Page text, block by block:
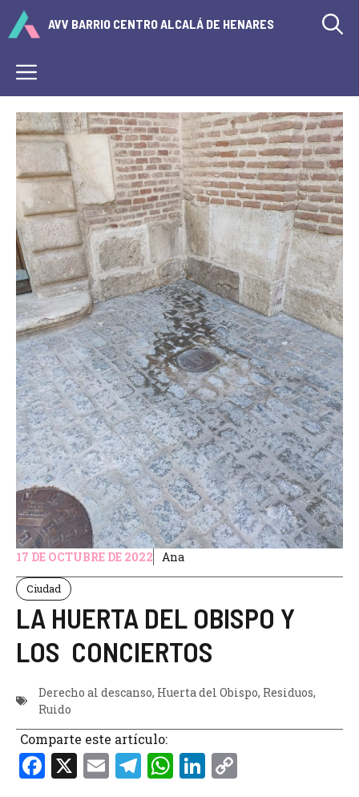
Saltar
AVV BARRIO CENTRO ALCALÁ DE HENARES
Menú
17 DE OCTUBRE DE 2022 Ana
Ciudad
LA HUERTA DEL OBISPO Y
LOS CONCIERTOS
Derecho al descanso, Huerta del Obispo, Residuos,
Ruido
Comparte este artículo:
F X E T W Li